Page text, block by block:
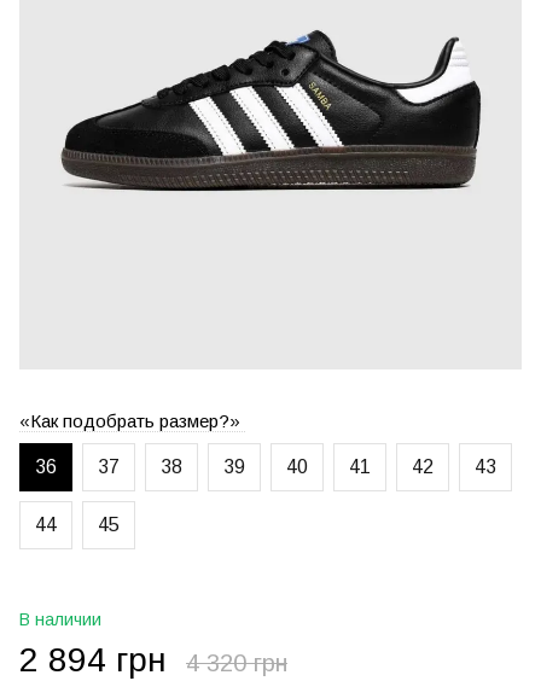
«Как подобрать размер?»
36 37 38 39 40 41 42 43
44 45
В наличии
2 894 грн 4 320 грн